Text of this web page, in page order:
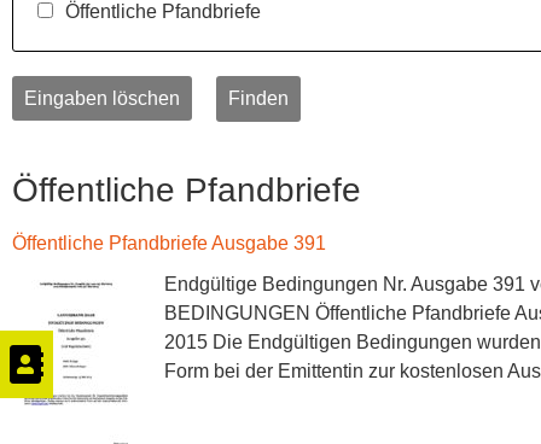
Öffentliche Pfandbriefe
Eingaben löschen
Öffentliche Pfandbriefe
Öffentliche Pfandbriefe Ausgabe 391
Endgültige Bedingungen Nr. Ausgabe 391
BEDINGUNGEN Öffentliche Pfandbriefe
2015 Die Endgültigen Bedingungen
Form bei der Emittentin zur kostenlosen